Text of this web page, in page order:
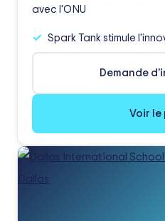
avec l'ONU
Spark Tank stimule
Demande
Voir le